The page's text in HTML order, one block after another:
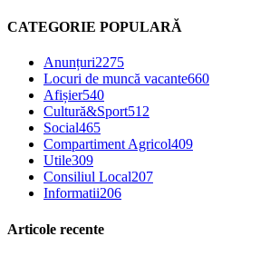
CATEGORIE POPULARĂ
Anunțuri2275
Locuri de muncă vacante660
Afișier540
Cultură&Sport512
Social465
Compartiment Agricol409
Utile309
Consiliul Local207
Informatii206
Articole recente